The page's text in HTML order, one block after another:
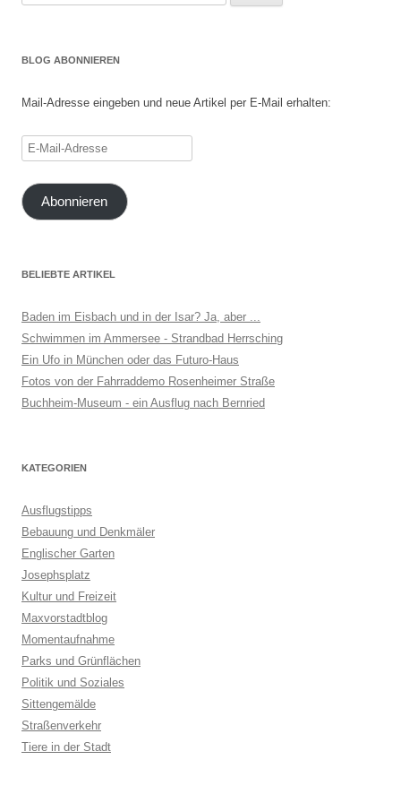
BLOG ABONNIEREN
Mail-Adresse eingeben und neue Artikel per E-Mail erhalten:
E-
Adresse
Abonnieren
BELIEBTE ARTIKEL
Baden im Eisbach und in der Isar? Ja, aber ...
Schwimmen im Ammersee - Strandbad Herrsching
Ein Ufo in München oder das Futuro-Haus
Fotos von der Fahrraddemo Rosenheimer Straße
Buchheim-Museum - ein Ausflug nach Bernried
KATEGORIEN
Ausflugstipps
Bebauung und Denkmäler
Englischer Garten
Josephsplatz
Kultur und Freizeit
Maxvorstadtblog
Momentaufnahme
Parks und Grünflächen
Politik und Soziales
Sittengemälde
Straßenverkehr
Tiere in der Stadt